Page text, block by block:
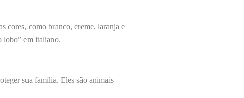
cores, como branco, creme, laranja e
lobo” em italiano.
sua família. Eles são animais